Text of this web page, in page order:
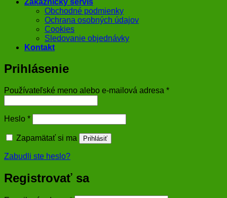
Obchodné podmienky
Ochrana osobných údajov
Cookies
Sledovanie objednávky
Kontakt
Prihlásenie
Používateľské meno alebo e-mailová adresa *Povinné
Heslo *Povinné
Zapamätať si ma Prihlásiť
Zabudli ste heslo?
Registrovať sa